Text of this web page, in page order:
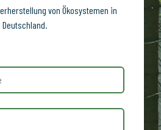
von Ökosystemen in
Deutschland.